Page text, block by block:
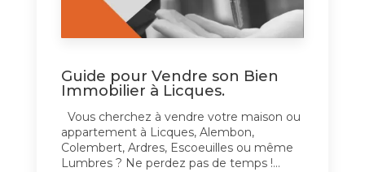
Guide pour Vendre son Bien
Immobilier à Licques.
Vous cherchez à vendre votre maison ou
appartement à Licques, Alembon,
Colembert, Ardres, Escoeuilles ou même
Lumbres ? Ne perdez pas de temps !...